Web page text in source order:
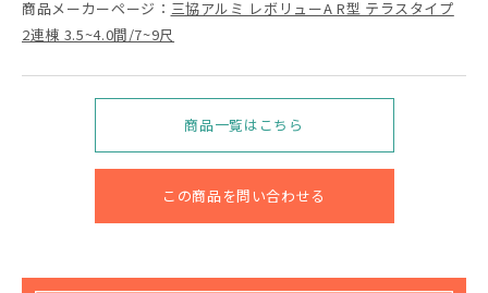
商品メーカーページ： 三協アルミ レボリューA R型 テラスタイプ
2連棟 3.5~4.0間/7~9尺
商品一覧はこちら
この商品を問い合わせる